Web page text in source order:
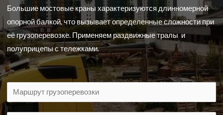
Большие мостовые краны характеризуются длинномерной
опорной балкой, что вызывает определенные сложности при
её грузоперевозке. Применяем раздвижные тралы и
полуприцепы с тележками.